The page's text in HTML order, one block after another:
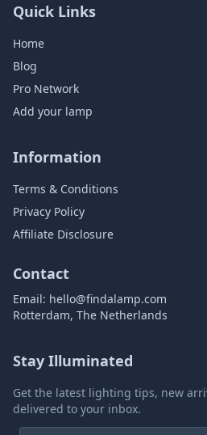
Quick Links
Home
Blog
Pro Network
Add your lamp
Information
Terms & Conditions
Privacy Policy
Affiliate Disclosure
Contact
Email: hello@findalamp.com
Rotterdam, The Netherlands
Stay Illuminated
Get the latest lighting tips, new
delivered to your inbox.